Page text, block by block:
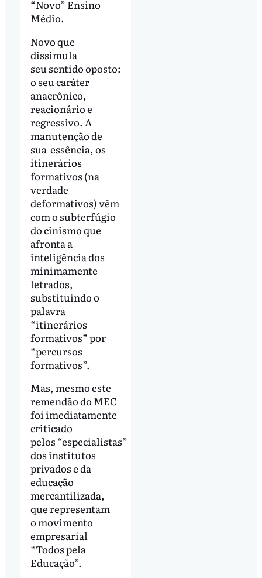
“Novo” Ensino
Médio.
Novo que
dissimula
seu sentido oposto:
o seu caráter
anacrônico,
reacionário e
regressivo. A
manutenção de
sua essência, os
itinerários
formativos (na
verdade
deformativos) vêm
com o subterfúgio
do cinismo que
afronta a
inteligência dos
minimamente
letrados,
substituindo o
palavra
“itinerários
formativos” por
“percursos
formativos”.
Mas, mesmo este
remendão do MEC
foi imediatamente
criticado
pelos “especialistas”
dos institutos
privados e da
educação
mercantilizada,
que representam
o movimento
empresarial
“Todos pela
Educação”.